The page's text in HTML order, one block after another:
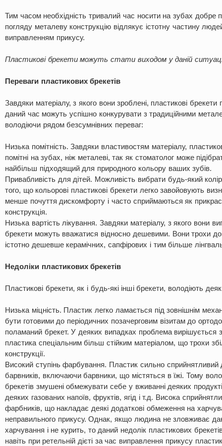
Тим часом необхідність тривалий час носити на зубах добре
погляду металеву конструкцію відлякує істотну частину
виправленням прикусу.
Пластикові брекети можуть стати виходом у даній
Переваги пластикових брекетів
Завдяки матеріалу, з якого вони зроблені, пластикові брекети
даний час можуть успішно конкурувати з традиційними
володіючи рядом безсумнівних переваг:
Низька помітність. Завдяки властивостям матеріалу,
помітні на зубах, ніж металеві, так як стоматолог може
найбільш підходящий для природного кольору ваших зубів.
Привабливість для дітей. Можливість вибрати будь-який
того, що кольорові пластикові брекети легко завойовують
менше почуття дискомфорту і часто сприймаються як
конструкція.
Низька вартість лікування. Завдяки матеріалу, з якого вони
брекети можуть вважатися відносно дешевими. Вони трохи
істотно дешевше керамічних, сапфірових і тим більше
Недоліки пластикових брекетів
Пластикові брекети, як і будь-які інші брекети, володіють
Низька міцність. Пластик легко ламається під зовнішнім
бути готовими до періодичних позачерговим візитам до
поламаний брекет. У деяких випадках проблема вирішується
пластика спеціальним більш стійким матеріалом, що трохи
конструкції.
Високий ступінь фарбування. Пластик сильно сприйнятливий
барвників, включаючи барвники, що містяться в їжі. Тому
брекетів змушені обмежувати себе у вживанні деяких
деяких газованих напоїв, фруктів, ягід і т.д. Висока
фарбників, що накладає деякі додаткові обмеження на
неправильного прикусу. Однак, якщо людина не зловживає
харчування і не курить, то даний недолік пластикових
навіть при ретельній дієті за час виправлення прикусу